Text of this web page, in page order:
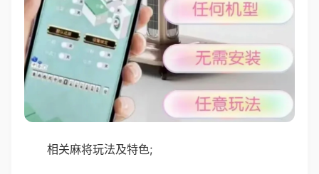
相关麻将玩法及特色;